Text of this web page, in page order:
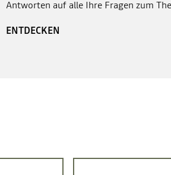
Antworten auf alle Ihre Fragen zum
ENTDECKEN